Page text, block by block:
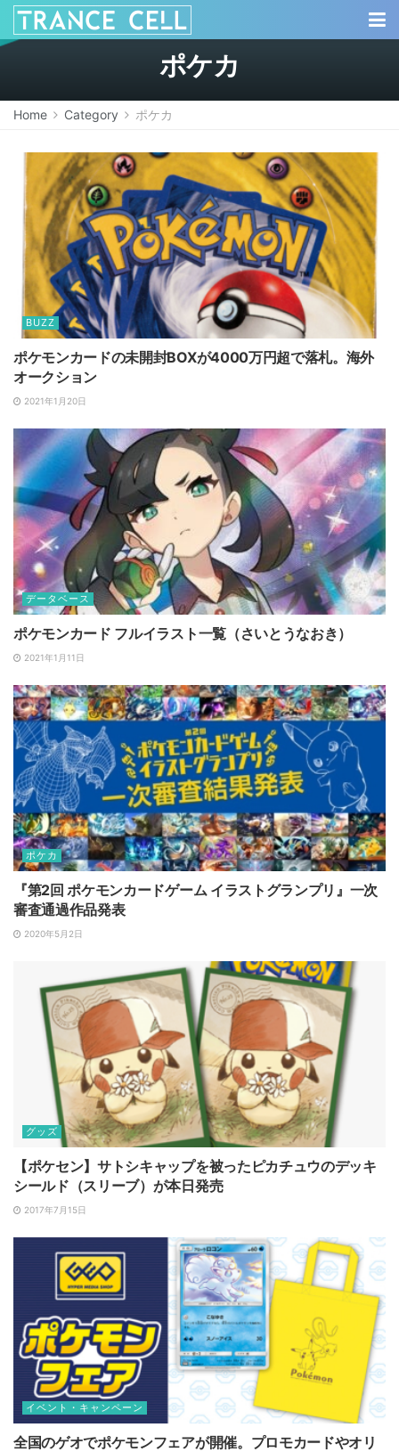
ポケカ
Home Category ポケカ
BUZZ
ポケモンカードの未開封BOXが4000万円超で落札。海外
オークション
2021年1月20日
データベース
ポケモンカード フルイラスト一覧（さいとうなおき）
2021年1月11日
ポケカ
『第2回 ポケモンカードゲーム イラストグランプリ』一次
審査通過作品発表
2020年5月2日
グッズ
【ポケセン】サトシキャップを被ったピカチュウのデッキ
シールド（スリーブ）が本日発売
2017年7月15日
イベント・キャンペーン
全国のゲオでポケモンフェアが開催。プロモカードやオリ